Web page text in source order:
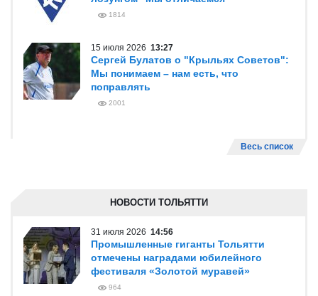
1814
15 июля 2026 13:27
Сергей Булатов о "Крыльях Советов":
Мы понимаем – нам есть, что
поправлять
2001
Весь список
НОВОСТИ ТОЛЬЯТТИ
31 июля 2026 14:56
Промышленные гиганты Тольятти
отмечены наградами юбилейного
фестиваля «Золотой муравей»
964